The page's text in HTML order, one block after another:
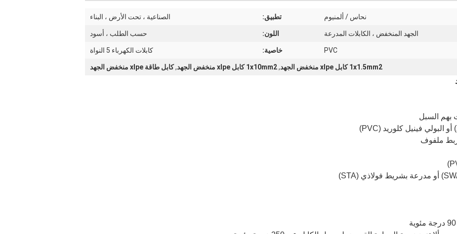
نحاس / ألمنيوم تطبيق: الصناعية ، تحت الأرض ، البناء
الجهد المنخفض ، الكابلات المدرعة اللون: حسب الطلب ، أسود
PVC خاصية: كابلات الكهرباء 5 النواة
1x1.5mm2 كابل xlpe منخفض الجهد ,1x10mm2 كابل xlpe منخفض الجهد ,كابل طاقة xlpe منخفض الجهد
بهم السبل
ملفوف